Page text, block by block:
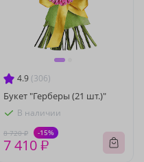
4.9 (306)
Букет "Герберы (21 шт.)"
В наличии
8 720 ₽ -15%
7 410 ₽